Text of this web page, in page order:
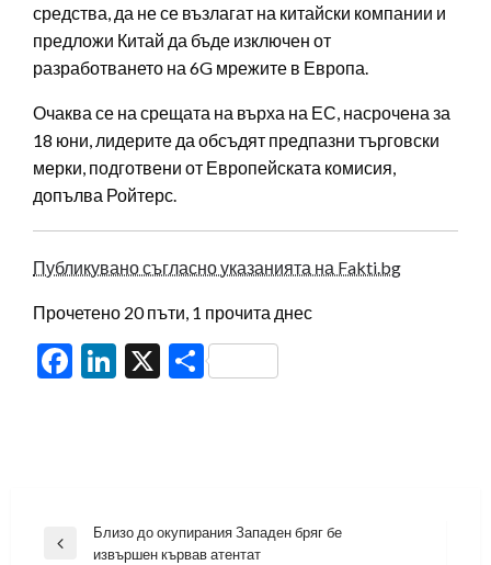
средства, да не се възлагат на китайски компании и
предложи Китай да бъде изключен от
разработването на 6G мрежите в Европа.
Очаква се на срещата на върха на ЕС, насрочена за
18 юни, лидерите да обсъдят предпазни търговски
мерки, подготвени от Европейската комисия,
допълва Ройтерс.
Публикувано съгласно указанията на Fakti.bg
Прочетено 20 пъти, 1 прочита днес
Facebook
LinkedIn
X Share
Навигация
Previous
Близо до окупирания Западен бряг бе
извършен кървав атентат